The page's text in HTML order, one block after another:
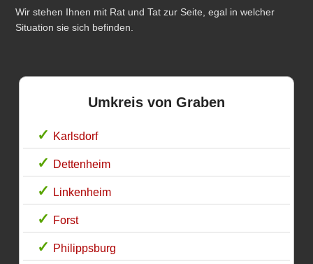
Wir stehen Ihnen mit Rat und Tat zur Seite, egal in welcher
Situation sie sich befinden.
Umkreis von Graben
Karlsdorf
Dettenheim
Linkenheim
Forst
Philippsburg